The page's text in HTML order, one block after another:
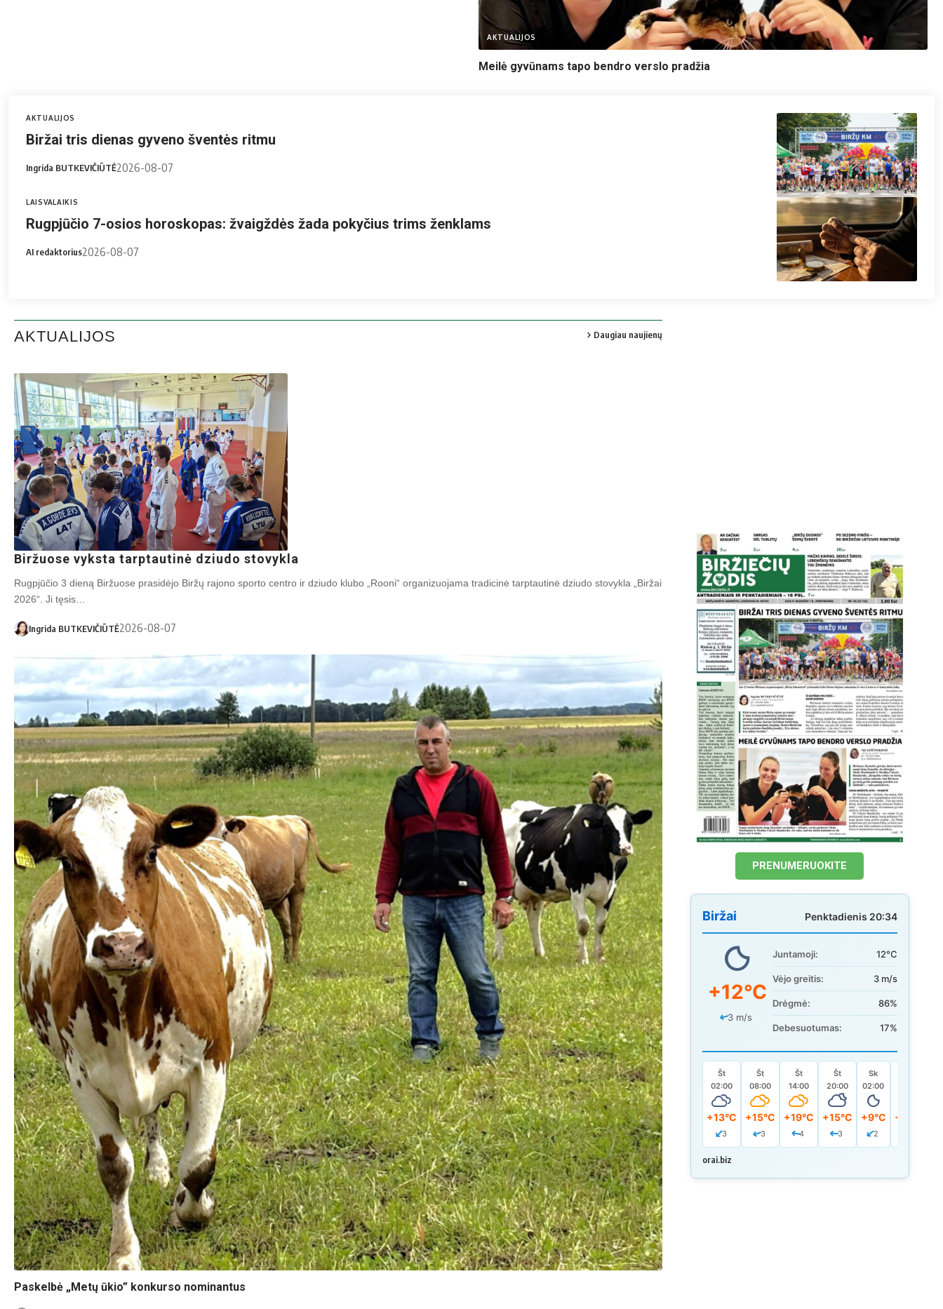
AKTUALIJOS
Meilė gyvūnams tapo bendro verslo pradžia
Savivaldybės nuotr.
AKTUALIJOS
Biržai tris dienas gyveno šventės ritmu
Ingrida BUTKEVIČIŪTĖ2026-08-07
LAISVALAIKIS
Rugpjūčio 7-osios horoskopas: žvaigždės žada pokyčius trims ženklams
AI redaktorius2026-08-07
AKTUALIJOS Daugiau naujienų
Biržuose vyksta tarptautinė dziudo stovykla
Rugpjūčio 3 dieną Biržuose prasidėjo Biržų rajono sporto centro ir dziudo klubo „Rooni“ organizuojama tradicinė tarptautinė dziudo stovykla „Biržai
2026“. Ji tęsis…
Ingrida BUTKEVIČIŪTĖ2026-08-07
Sa­vi­val­dy­bės nuo­tr.
Paskelbė „Metų ūkio” konkurso nominantus
PRENUMERUOKITE
Biržai Penktadienis 20:34
+12°C
3 m/s
Juntamoji: 12°C
Vėjo greitis: 3 m/s
Drėgmė: 86%
Debesuotumas: 17%
Št
02:00
+13°C
3
Št
08:00
+15°C
3
Št
14:00
+19°C
4
Št
20:00
+15°C
3
Sk
02:00
+9°C
2
+19°C
orai.biz